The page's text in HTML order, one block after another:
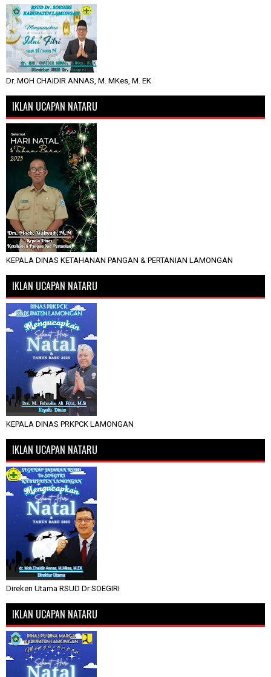
Dr. MOH CHAIDIR ANNAS, M. MKes, M. EK
IKLAN UCAPAN NATARU
KEPALA DINAS KETAHANAN PANGAN & PERTANIAN LAMONGAN
IKLAN UCAPAN NATARU
KEPALA DINAS PRKPCK LAMONGAN
IKLAN UCAPAN NATARU
Direken Utama RSUD Dr SOEGIRI
IKLAN UCAPAN NATARU